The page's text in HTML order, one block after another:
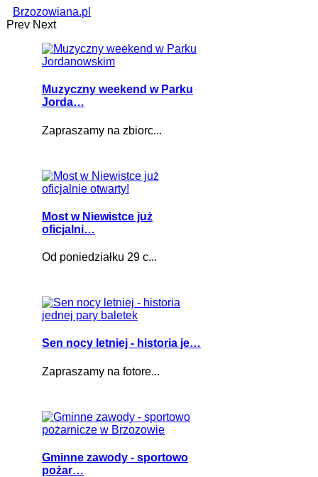
Brzozowiana.pl
Muzyczny weekend w Parku
Jorda…
Zapraszamy na zbiorc...
Most w Niewistce już
oficjalni…
Od poniedziałku 29 c...
Sen nocy letniej - historia je…
Zapraszamy na fotore...
Gminne zawody - sportowo
pożar…
Prev Next